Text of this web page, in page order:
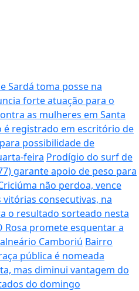
Sardá toma posse na
forte atuação para o
as mulheres em Santa
registrado em escritório de
possibilidade de
feira Prodígio do surf de
garante apoio de peso para
não perdoa, vence
consecutivas, na
o resultado sorteado nesta
Rosa promete esquentar a
Camboriú Bairro
pública é nomeada
mas diminui vantagem do
do domingo